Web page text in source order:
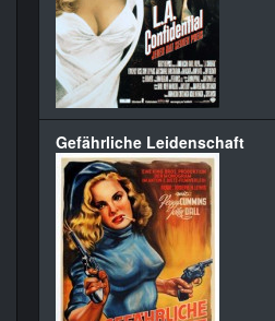
Gefährliche Leidenschaft